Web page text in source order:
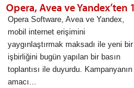
Opera Software, Avea ve Yandex,
mobil internet erişimini
yaygınlaştırmak maksadı ile yeni bir
işbirliğini bugün yapılan bir basın
toplantısı ile duyurdu. Kampanyanın
amacı...